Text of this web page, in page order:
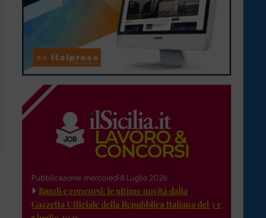
Pubblicazione: mercoledì 8 Luglio 2026
Bandi e concorsi: le ultime novità dalla
Gazzetta Ufficiale della Repubblica Italiana del 3 e